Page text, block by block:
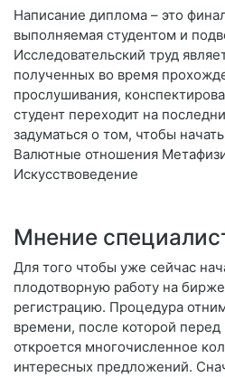
Написание диплома – это
выполняемая студентом и
Исследовательский труд
полученных во время
прослушивания,
студент переходит на
задуматься о том, чтобы
Валютные отношения
Искусствоведение
Мнение
Для того чтобы уже сейчас
плодотворную работу на
регистрацию. Процедура
времени, после которой
откроется многочисленное
интересных предложений.